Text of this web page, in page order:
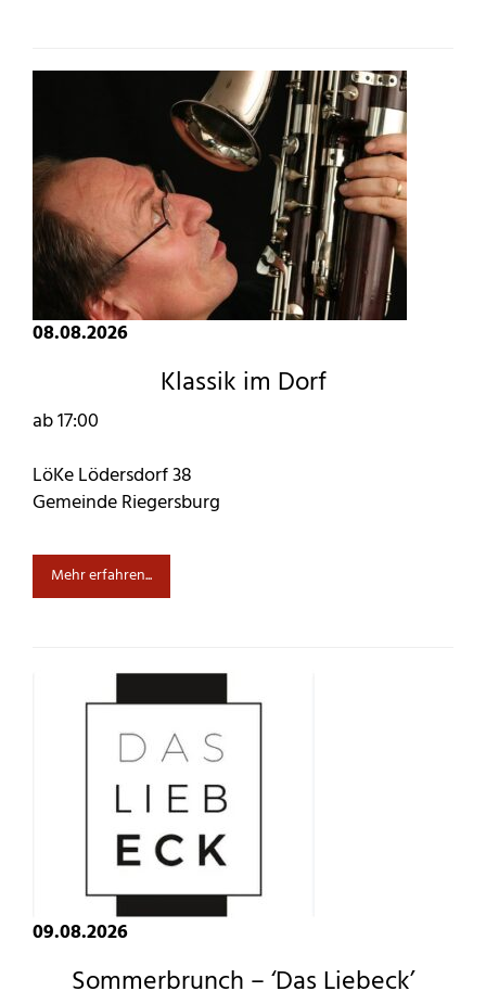
08.08.2026
Klassik im Dorf
ab 17:00
LöKe Lödersdorf 38
Gemeinde Riegersburg
Mehr erfahren...
09.08.2026
Sommerbrunch – ‘Das Liebeck’